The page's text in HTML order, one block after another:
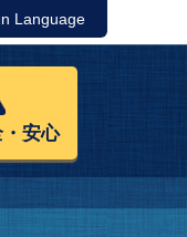
Language
・安心